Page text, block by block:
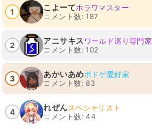
1 こよーてホラワマスター
コメント数: 187
2 アニサキス ワールド巡り専門家
コメント数: 102
3 あかいあめボドゲ愛好家
コメント数: 83
4 れぜんスペシャリスト
コメント数: 44